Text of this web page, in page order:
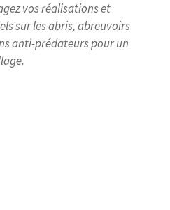
vos réalisations et
sur les abris, abreuvoirs
anti-prédateurs pour un